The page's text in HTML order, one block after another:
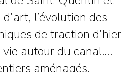
l’évolution des
de traction d’hier
vie autour du canal….
aménagés,